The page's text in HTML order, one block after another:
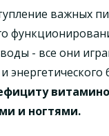
важных
- все они
и ногтями.